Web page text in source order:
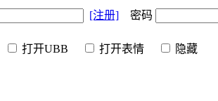
[注册] 密码
打开UBB 打开表情 隐